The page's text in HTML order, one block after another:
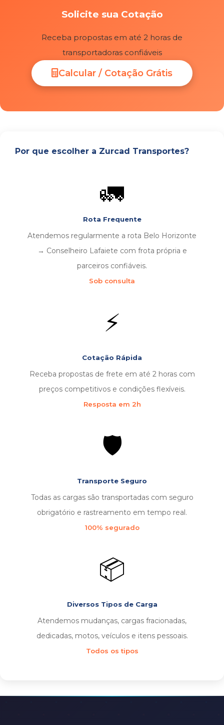
Solicite sua Cotação
Receba propostas em até 2 horas de
transportadoras confiáveis
Calcular / Cotação Grátis
Por que escolher a Zurcad Transportes?
🚛
Rota Frequente
Atendemos regularmente a rota Belo Horizonte
→ Conselheiro Lafaiete com frota própria e
parceiros confiáveis.
Sob consulta
⚡
Cotação Rápida
Receba propostas de frete em até 2 horas com
preços competitivos e condições flexíveis.
Resposta em 2h
🛡️
Transporte Seguro
Todas as cargas são transportadas com seguro
obrigatório e rastreamento em tempo real.
100% segurado
📦
Diversos Tipos de Carga
Atendemos mudanças, cargas fracionadas,
dedicadas, motos, veículos e itens pessoais.
Todos os tipos